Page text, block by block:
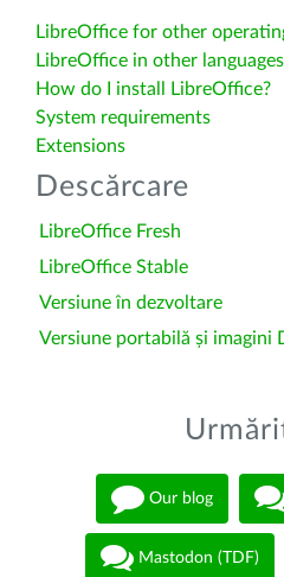
LibreOffice for other
LibreOffice in other languages
How do I install LibreOffice?
System requirements
Extensions
Descărcare
LibreOffice Fresh
LibreOffice Stable
Versiune în dezvoltare
Versiune portabilă și imagini
Our blog
Mastodon (TDF)